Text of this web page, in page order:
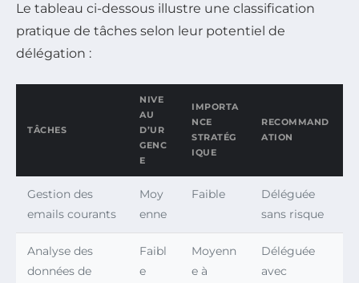
Le tableau ci-dessous illustre une classification
pratique de tâches selon leur potentiel de
délégation :
TÂCHES
NIVE
AU
D’UR
GENC
E
IMPORTA
NCE
STRATÉG
IQUE
RECOMMAND
ATION
Gestion des
emails courants
Moy
enne
Faible
Déléguée
sans risque
Analyse des
données de
Faibl
e
Moyenn
e à
Déléguée
avec